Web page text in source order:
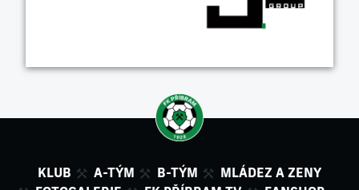
KLUB A-TÝM B-TÝM
MLÁDEZ A ZENY